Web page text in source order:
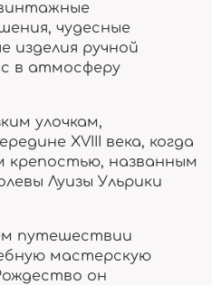
чудесные
изделия ручной
в атмосферу
улочкам,
XVIII века, когда
крепостью, названным
Луизы Ульрики
путешествии
мастерскую
он